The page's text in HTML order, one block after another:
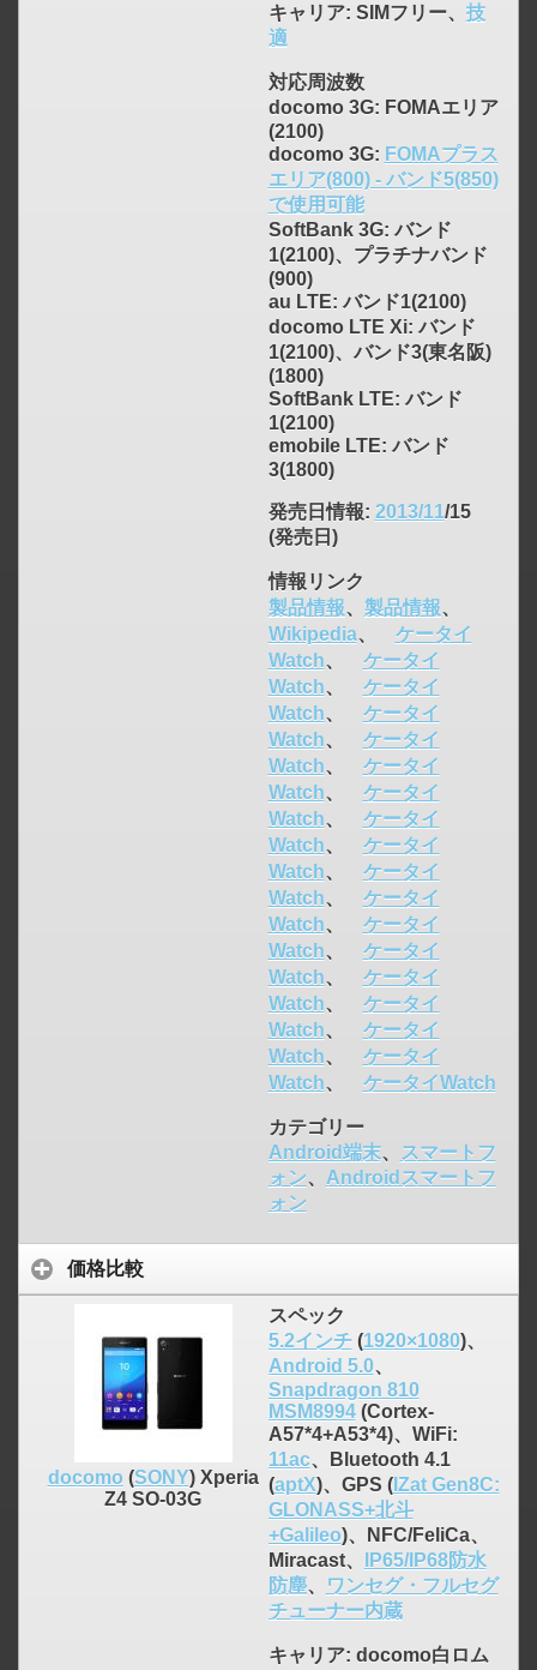
キャリア: SIMフリー、 技
適
対応周波数
docomo 3G: FOMAエリア
(2100)
docomo 3G: FOMAプラス
エリア(800) - バンド5(850)
で使用可能
SoftBank 3G: バンド
1(2100)、プラチナバンド
(900)
au LTE: バンド1(2100)
docomo LTE Xi: バンド
1(2100)、バンド3(東名阪)
(1800)
SoftBank LTE: バンド
1(2100)
emobile LTE: バンド
3(1800)
発売日情報: 2013/11/15
(発売日)
情報リンク
製品情報、 製品情報、
Wikipedia、
ケータイ
Watch、
ケータイ
Watch、
ケータイ
Watch、
ケータイ
Watch、
ケータイ
Watch、
ケータイ
Watch、
ケータイ
Watch、
ケータイ
Watch、
ケータイ
Watch、
ケータイ
Watch、
ケータイ
Watch、
ケータイ
Watch、
ケータイ
Watch、
ケータイ
Watch、
ケータイ
Watch、
ケータイ
Watch、
ケータイ
Watch、 ケータイWatch
カテゴリー
Android端末、
スマートフ
ォン、 Androidスマートフ
ォン
価格比較
docomo (SONY) Xperia
Z4 SO-03G
スペック
5.2インチ(1920×1080)、
Android 5.0、
Snapdragon 810
MSM8994(Cortex-
A57*4+A53*4)、WiFi:
11ac、Bluetooth 4.1
(aptX)、GPS (IZat Gen8C:
GLONASS+北斗
+Galileo)、NFC/FeliCa、
Miracast、
IP65/IP68防水
防塵、
ワンセグ・フルセグ
チューナー内蔵
キャリア: docomo白ロム
click to expand contents
click to expand contents